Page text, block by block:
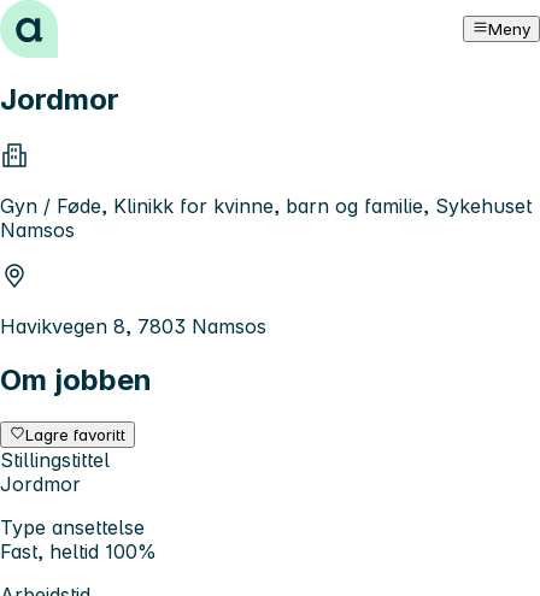
Hopp til innhold Meny
Jordmor
Gyn / Føde, Klinikk for kvinne, barn og familie, Sykehuset
Namsos
Havikvegen 8, 7803 Namsos
Om jobben
Lagre favoritt
Stillingstittel
Jordmor
Type ansettelse
Fast, heltid 100%